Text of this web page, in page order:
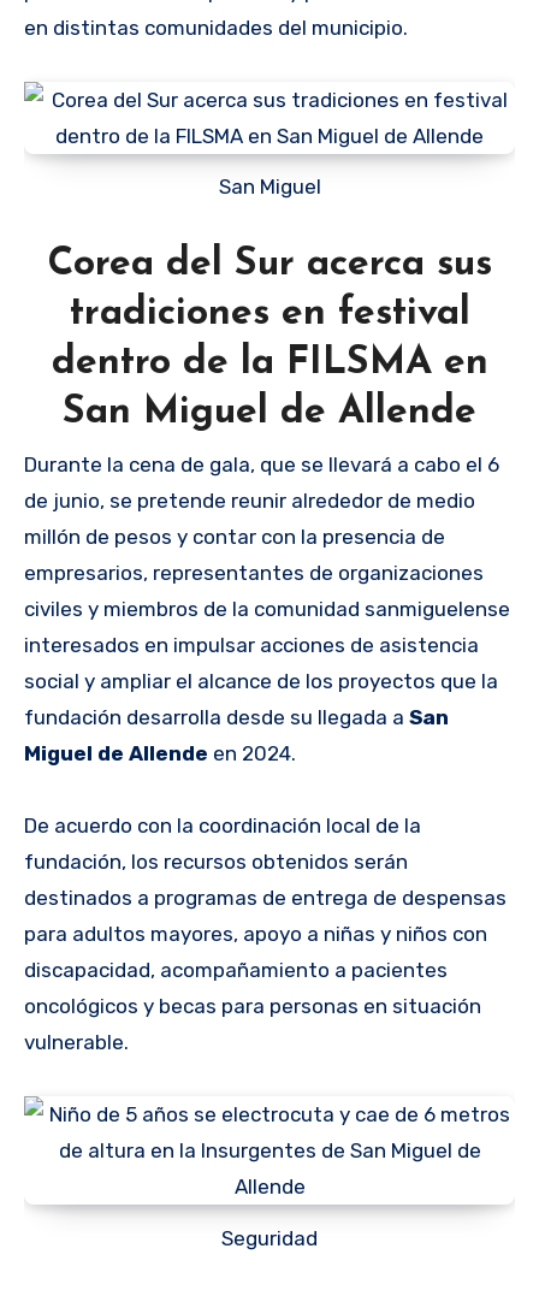
en distintas comunidades del municipio.
San Miguel
Corea del Sur acerca sus
tradiciones en festival
dentro de la FILSMA en
San Miguel de Allende
Durante la cena de gala, que se llevará a cabo el 6
de junio, se pretende reunir alrededor de medio
millón de pesos y contar con la presencia de
empresarios, representantes de organizaciones
civiles y miembros de la comunidad sanmiguelense
interesados en impulsar acciones de asistencia
social y ampliar el alcance de los proyectos que la
fundación desarrolla desde su llegada a San
Miguel de Allende en 2024.
De acuerdo con la coordinación local de la
fundación, los recursos obtenidos serán
destinados a programas de entrega de despensas
para adultos mayores, apoyo a niñas y niños con
discapacidad, acompañamiento a pacientes
oncológicos y becas para personas en situación
vulnerable.
Seguridad